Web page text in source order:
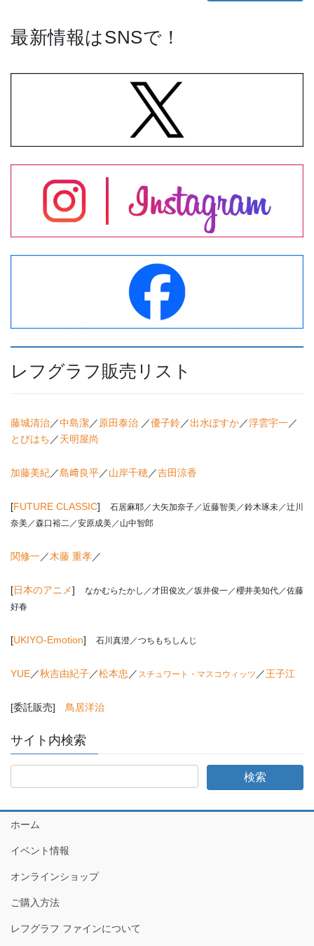
最新情報はSNSで！
レフグラフ販売リスト
藤城清治／中島潔／ 原田泰治 ／優子鈴／出水ぽすか／浮雲宇一／
とびはち ／天明屋尚
加藤美紀／島﨑良平／山岸千穂／吉田涼香
[FUTURE CLASSIC]
石居麻耶／大矢加奈子／近藤智美／鈴木琢未／辻川
奈美／森口裕二／安原成美／山中智郎
関修一／木藤 重孝／
[日本のアニメ] なかむらたかし ／才田俊次／坂井俊一／櫻井美知代／佐藤
好春
[UKIYO-Emotion] 石川真澄／つちもちしんじ
YUE／秋吉由紀子／松本忠 ／ スチュワート・マスコウィッツ ／王子江
[委託販売] 鳥居洋治
サイト内検索
ホーム
イベント情報
オンラインショップ
ご購入方法
レフグラフ ファインについて